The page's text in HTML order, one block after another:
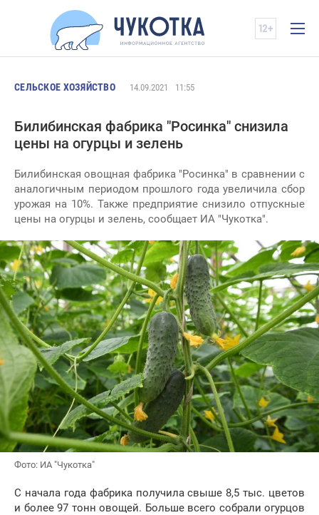
СЕЛЬСКОЕ ХОЗЯЙСТВО 14.09.2021 11:55
Билибинская фабрика "Росинка" снизила
цены на огурцы и зелень
Билибинская овощная фабрика "Росинка" в сравнении с
аналогичным периодом прошлого года увеличила сбор
урожая на 10%. Также предприятие снизило отпускные
цены на огурцы и зелень, сообщает ИА "Чукотка".
Фото: ИА "Чукотка"
С начала года фабрика получила свыше 8,5 тыс. цветов
и более 97 тонн овощей. Больше всего собрали огурцов